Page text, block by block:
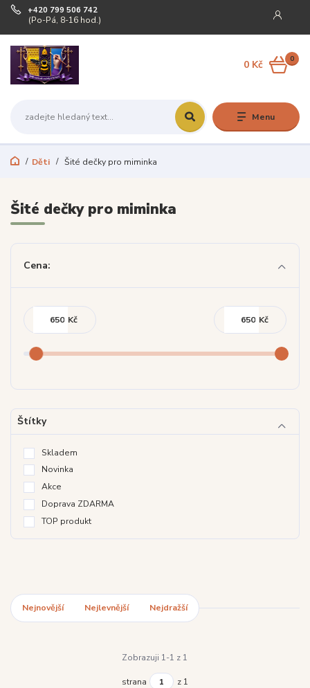
Menu
+420 799 506 742
(Po-Pá, 8-16 hod.)
0
0 Kč
Děti Šité dečky pro miminka
Šité dečky pro miminka
Cena:
Kč Kč
Štítky
Skladem
Novinka
Akce
Doprava ZDARMA
TOP produkt
Nejnovější Nejlevnější Nejdražší
Zobrazuji 1-1 z 1
strana z 1